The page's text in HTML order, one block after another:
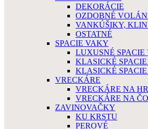
DEKORÁCIE
OZDOBNÉ
VANKÚŠIKY,
OSTATNÉ
SPACIE VAKY
LUXUSNÉ SPACIE
KLASICKÉ
KLASICKÉ
VRECKÁRE
VRECKÁRE NA
VRECKÁRE NA
ZAVINOVAČKY
KU KRSTU
PEROVÉ